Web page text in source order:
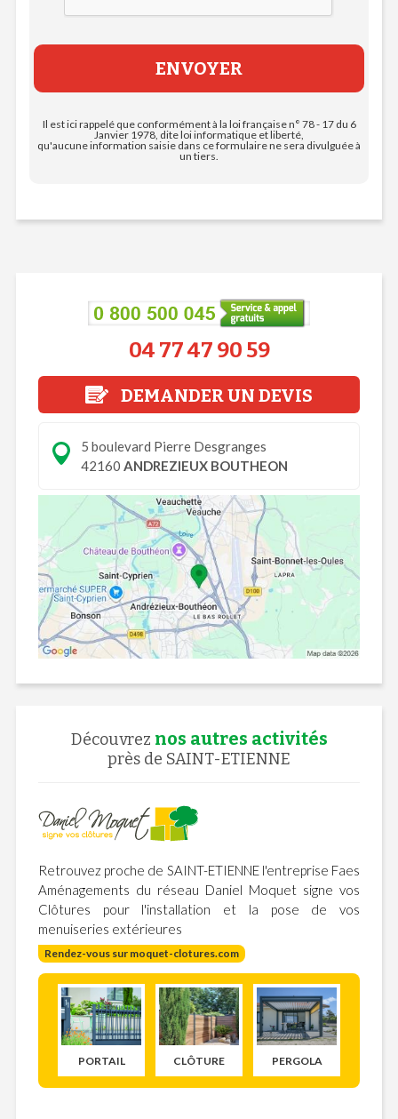
04 77 47 90 59
DEMANDER UN DEVIS
5 boulevard Pierre Desgranges
42160 ANDREZIEUX BOUTHEON
Découvrez nos autres activités
près de SAINT-ETIENNE
Retrouvez proche de SAINT-ETIENNE l'entreprise Faes
Aménagements du réseau Daniel Moquet signe vos
Clôtures pour l'installation et la pose de vos
menuiseries extérieures
Rendez-vous sur moquet-clotures.com
PORTAIL CLÔTURE PERGOLA
Il est ici rappelé que conformément à la loi française n° 78 - 17 du 6
Janvier 1978, dite loi informatique et liberté,
qu'aucune information saisie dans ce formulaire ne sera divulguée à
un tiers.